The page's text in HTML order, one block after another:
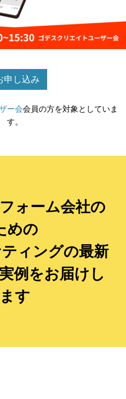
申し込み
ー会会員の方を対象としていま
す。
ォーム会社の
めの
ィングの最新
例をお届けし
ます